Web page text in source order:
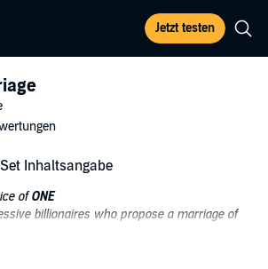
Jetzt testen
Inhaltsangabe
ofONE
billionaires who propose a marriage of